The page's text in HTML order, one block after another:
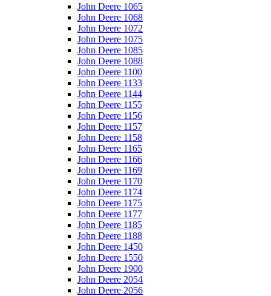
John Deere 1065
John Deere 1068
John Deere 1072
John Deere 1075
John Deere 1085
John Deere 1088
John Deere 1100
John Deere 1133
John Deere 1144
John Deere 1155
John Deere 1156
John Deere 1157
John Deere 1158
John Deere 1165
John Deere 1166
John Deere 1169
John Deere 1170
John Deere 1174
John Deere 1175
John Deere 1177
John Deere 1185
John Deere 1188
John Deere 1450
John Deere 1550
John Deere 1900
John Deere 2054
John Deere 2056